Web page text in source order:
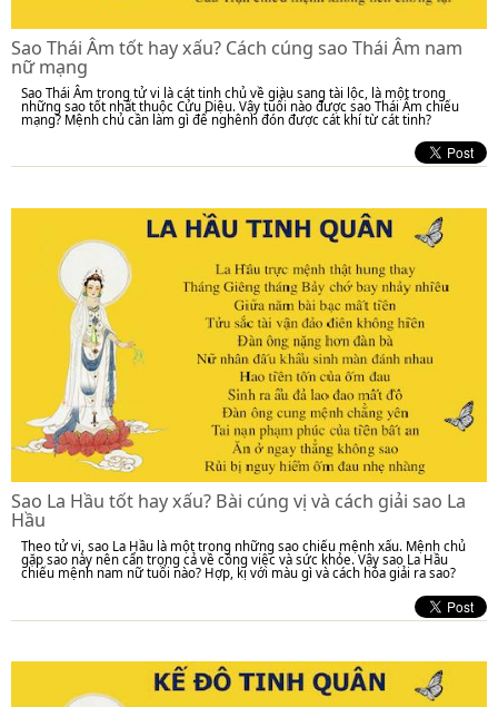
Sao Thái Âm tốt hay xấu? Cách cúng sao Thái Âm nam
nữ mạng
Sao Thái Âm trong tử vi là cát tinh chủ về giàu sang tài lộc, là một trong
những sao tốt nhất thuộc Cửu Diệu. Vậy tuổi nào được sao Thái Âm chiếu
mạng? Mệnh chủ cần làm gì để nghênh đón được cát khí từ cát tinh?
Sao La Hầu tốt hay xấu? Bài cúng vị và cách giải sao La
Hầu
Theo tử vi, sao La Hầu là một trong những sao chiếu mệnh xấu. Mệnh chủ
gặp sao này nên cẩn trọng cả về công việc và sức khỏe. Vậy sao La Hầu
chiếu mệnh nam nữ tuổi nào? Hợp, kị với màu gì và cách hóa giải ra sao?